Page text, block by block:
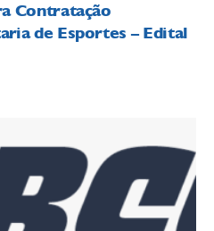
Contratação
de Esportes – Edital